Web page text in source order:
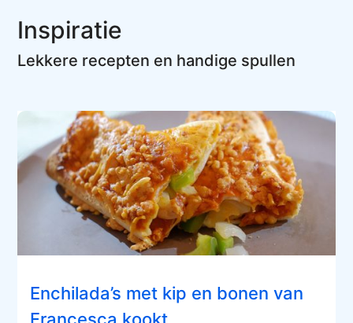
Inspiratie
Lekkere recepten en handige spullen
Enchilada’s met kip en bonen van